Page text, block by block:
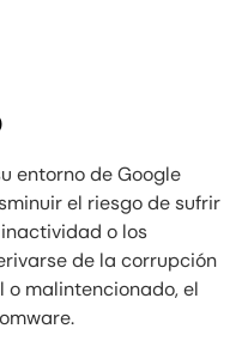
entorno de Google
el riesgo de sufrir
o los
de la corrupción
malintencionado, el